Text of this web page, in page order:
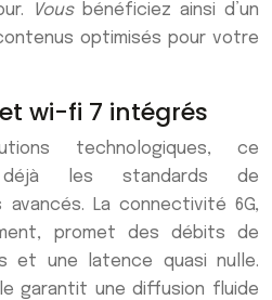
Vousbénéficiez ainsi d’un
optimisés pour votre
wi-fi 7 intégrés
technologiques, ce
déjà les standards de
La connectivité 6G,
promet des débits de
et une latence quasi nulle.
garantit une diffusion fluide